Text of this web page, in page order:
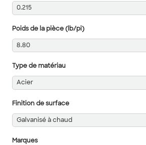
0.215
Poids de la pièce (lb/pi)
8.80
Type de matériau
Acier
Finition de surface
Galvanisé à chaud
Marques